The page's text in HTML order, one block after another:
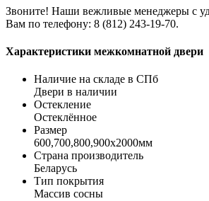
Звоните! Наши вежливые менеджеры с
Вам по телефону: 8 (812) 243-19-70.
Характеристики межкомнатной двери
Наличие на складе в СПб
Двери в наличии
Остекление
Остеклённое
Размер
600,700,800,900х2000мм
Страна производитель
Беларусь
Тип покрытия
Массив сосны